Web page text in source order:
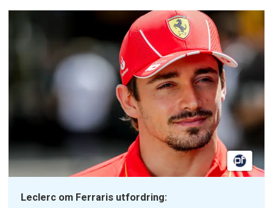
Leclerc om Ferraris utfordring: